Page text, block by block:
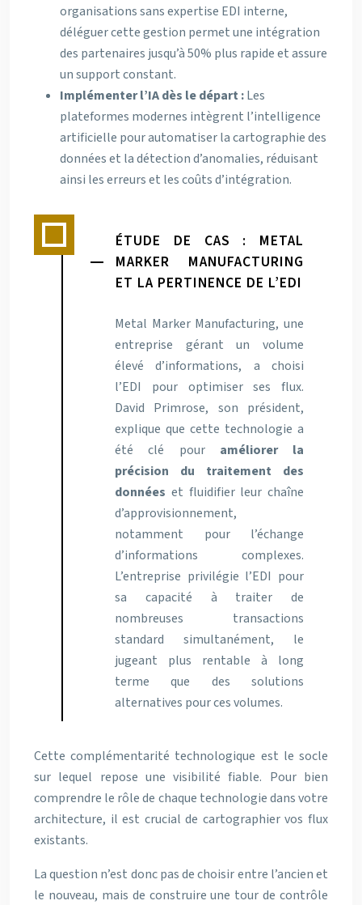
organisations sans expertise EDI interne,
déléguer cette gestion permet une intégration
des partenaires jusqu’à 50% plus rapide et assure
un support constant.
Implémenter l’IA dès le départ :Les
plateformes modernes intègrent l’intelligence
artificielle pour automatiser la cartographie des
données et la détection d’anomalies, réduisant
ainsi les erreurs et les coûts d’intégration.
ÉTUDE DE CAS : METAL
MARKER MANUFACTURING
ET LA PERTINENCE DE L’EDI
Metal Marker Manufacturing, une
entreprise gérant un volume
élevé d’informations, a choisi
l’EDI pour optimiser ses flux.
David Primrose, son président,
explique que cette technologie a
été clé pour améliorer la
précision du traitement des
données et fluidifier leur chaîne
d’approvisionnement,
notamment pour l’échange
d’informations complexes.
L’entreprise privilégie l’EDI pour
sa capacité à traiter de
nombreuses transactions
standard simultanément, le
jugeant plus rentable à long
terme que des solutions
alternatives pour ces volumes.
Cette complémentarité technologique est le socle
sur lequel repose une visibilité fiable. Pour bien
comprendre le rôle de chaque technologie dans votre
architecture, il est crucial de cartographier vos flux
existants.
La question n’est donc pas de choisir entre l’ancien et
le nouveau, mais de construire une tour de contrôle